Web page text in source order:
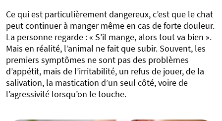
Ce qui est particulièrement dangereux, c’est que le chat
peut continuer à manger même en cas de forte douleur.
La personne regarde : « S’il mange, alors tout va bien ».
Mais en réalité, l’animal ne fait que subir. Souvent, les
premiers symptômes ne sont pas des problèmes
d’appétit, mais de l’irritabilité, un refus de jouer, de la
salivation, la mastication d’un seul côté, voire de
l’agressivité lorsqu’on le touche.